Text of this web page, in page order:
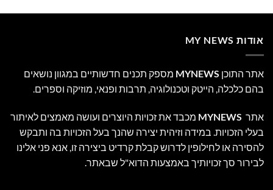
אודות MY NEWS
אתר התוכן MYNEWS מספק תכנים חדשותיים במגוון נושאים
בהם כלכלה, הייטק וטכנולוגיה, תרבות ופנאי, מוזיקה וספרים.
אתר MYNEWS מכבד את זכויות היוצרים ועושה מאמצים לאיתור
בעלי הזכויות. במידה וזיהית יצירה שהנך בעל הזכויות בה ותבקש
להסירה או לחילופין לדרוש קבלת קרדיט ביצירה זו, אנא פני אלינו
לבירור סך זכויותיך באמצעות הדוא"ל שבאתר.